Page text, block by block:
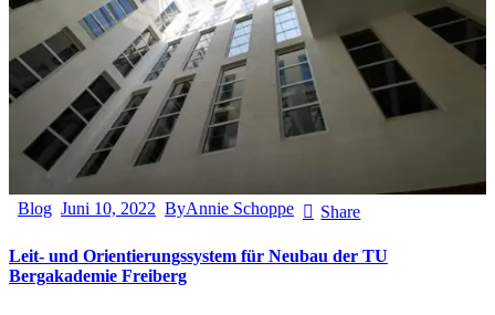
Blog Juni 10, 2022 ByAnnie Schoppe Share
Leit- und Orientierungssystem für Neubau der TU
Bergakademie Freiberg